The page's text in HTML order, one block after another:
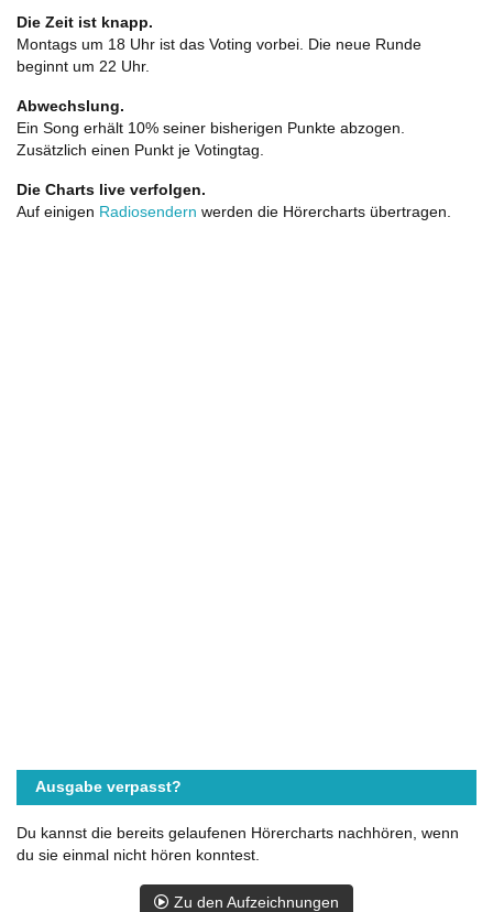
Die Zeit ist knapp.
Montags um 18 Uhr ist das Voting vorbei. Die neue Runde
beginnt um 22 Uhr.
Abwechslung.
Ein Song erhält 10% seiner bisherigen Punkte abzogen.
Zusätzlich einen Punkt je Votingtag.
Die Charts live verfolgen.
Auf einigen Radiosendern werden die Hörercharts übertragen.
Ausgabe verpasst?
Du kannst die bereits gelaufenen Hörercharts nachhören, wenn
du sie einmal nicht hören konntest.
Zu den Aufzeichnungen